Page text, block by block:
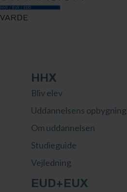
HHX
Bliv elev
Uddannelsens opbygning
Om uddannelsen
Studieguide
Vejledning
EUD+EUX